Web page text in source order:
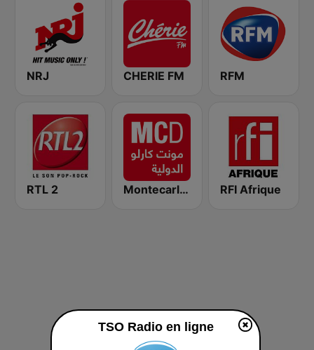
NRJ CHERIE FM RFM
RTL 2 Montecarlo al doualiya (مونت كارلو الدولية) RFI Afrique
TSO Radio en ligne